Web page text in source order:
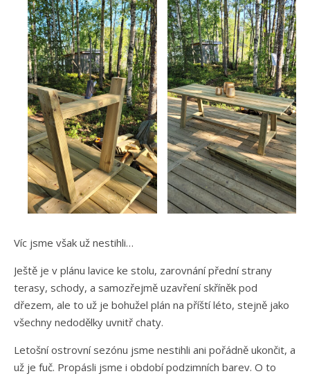
Víc jsme však už nestihli…
Ještě je v plánu lavice ke stolu, zarovnání přední strany
terasy, schody, a samozřejmě uzavření skříněk pod
dřezem, ale to už je bohužel plán na příští léto, stejně jako
všechny nedodělky uvnitř chaty.
Letošní ostrovní sezónu jsme nestihli ani pořádně ukončit, a
už je fuč. Propásli jsme i období podzimních barev. O to